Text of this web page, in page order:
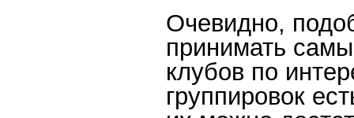
Очевидно,
принимать
клубов по
группировок